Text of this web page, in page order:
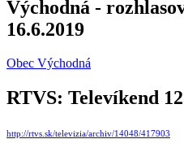
Východná -
16.6.2019
Obec Východná
RTVS: Televíkend
http://rtvs.sk/televizia/archiv/14048/417903